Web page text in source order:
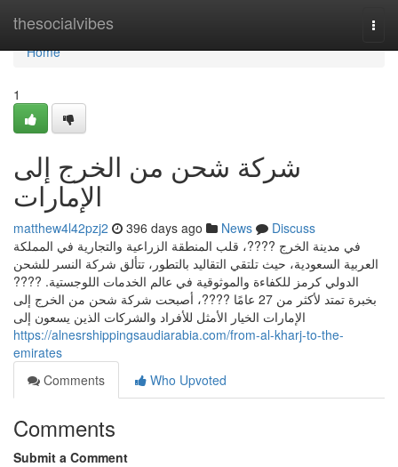
thesocialvibes
Home
Home
1
شركة شحن من الخرج إلى
الإمارات
matthew4l42pzj2 396 days ago News
Discuss
في مدينة الخرج ????، قلب المنطقة الزراعية والتجارية في المملكة
العربية السعودية، حيث تلتقي التقاليد بالتطور، تتألق شركة النسر للشحن
الدولي كرمز للكفاءة والموثوقية في عالم الخدمات اللوجستية. ????
بخبرة تمتد لأكثر من 27 عامًا ????، أصبحت شركة شحن من الخرج إلى
الإمارات الخيار الأمثل للأفراد والشركات الذين يسعون إلى
https://alnesrshippingsaudiarabia.com/from-al-kharj-to-the-
emirates
Comments
Who Upvoted
Comments
Submit a Comment